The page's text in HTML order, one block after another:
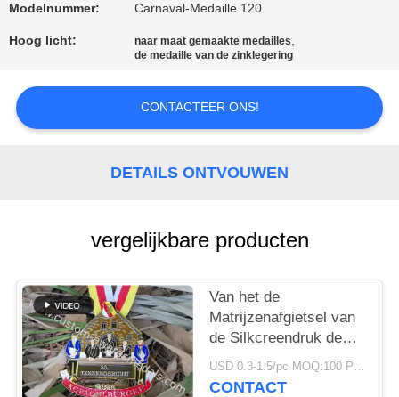
GEVALLEN
PRIVACY
Modelnummer: Carnaval-Medaille 120
Hoog licht: naar maat gemaakte medailles,
de medaille van de zinklegering
CONTACTEER ONS!
DETAILS ONTVOUWEN
vergelijkbare producten
Van het de
Matrijzenafgietsel van
de Silkcreendruk de
Medaille Gouden en
Zilveren Plateren van
USD 0.3-1.5/pc MOQ:100 PCs per ontwerp
CONTACT